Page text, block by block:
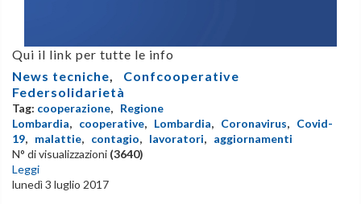
Qui il link per tutte le info
News tecniche
Confcooperative
Federsolidarietà
Tag: cooperazione, Regione
Lombardia, cooperative, Lombardia, Coronavirus, Covid-
19, malattie, contagio, lavoratori, aggiornamenti
N° di visualizzazioni (3640)
Leggi
lunedì 3 luglio 2017